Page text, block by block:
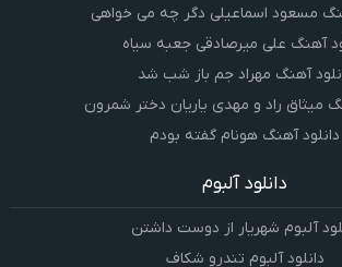
مسعود اسماعیلی دگر چه می خواهی
آهنگ علی میرصادقی جعبه سیاه
آهنگ مهراد جم باز شب شد
میثاق راد و مهدی یاریان دختر شمرون
دانلود آهنگ هونام گفته بودم
دانلود آلبوم
آلبوم شهریار از دوست داشتن
دانلود آلبوم تندرو شکاف